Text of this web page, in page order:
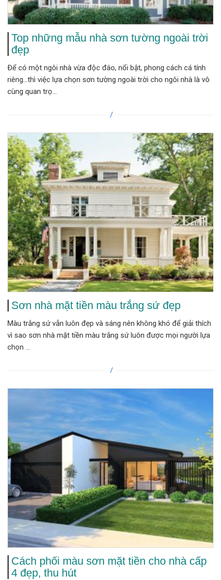
Top những mẫu nhà sơn tường ngoài trời
đẹp
Để có một ngôi nhà vừa độc đáo, nổi bật, phong cách cá tính
riêng…thì việc lựa chọn sơn tường ngoài trời cho ngôi nhà là vô
cùng quan trọ...
Sơn nhà mặt tiền màu trắng sứ đẹp
Màu trắng sứ vẫn luôn đẹp và sáng nên không khó để giải thích
vì sao sơn nhà mặt tiền màu trắng sứ luôn được mọi người lựa
chọn ...
Cách phối màu sơn mặt tiền cho nhà cấp
4 đẹp, thu hút